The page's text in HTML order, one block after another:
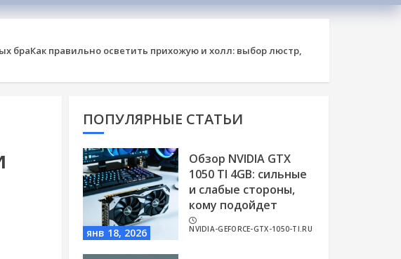
браКак правильно осветить прихожую и холл: выбор люстр,
ПОПУЛЯРНЫЕ СТАТЬИ
янв 18, 2026
Обзор NVIDIA GTX
1050 TI 4GB: сильные
и слабые стороны,
кому подойдет
NVIDIA-GEFORCE-GTX-1050-TI.RU